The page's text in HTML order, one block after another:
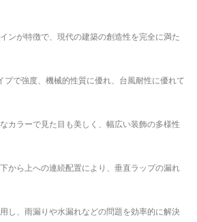
ンが特徴で、現代の建築の創造性を完全に満た
で強度、機械的性質に優れ、台風耐性に優れて
カラーで見た目も美しく、幅広い装飾の多様性
から上への連続配置により、垂直ラップの漏れ
し、雨漏りや水漏れなどの問題を効率的に解決